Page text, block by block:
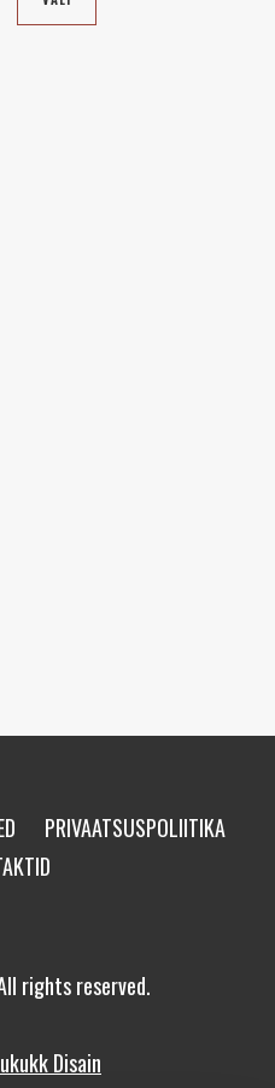
PRIVAATSUSPOLIITIKA
rights reserved.
Disain